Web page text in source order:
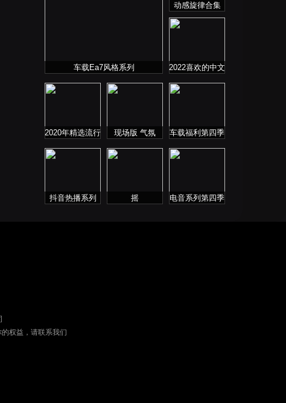
车载Ea7风格系列
动感旋律合集
2022喜欢的中文
2020年精选流行
现场版 气氛 车载福利第四季
抖音热播系列 摇 电音系列第四季
权益，请联系我们